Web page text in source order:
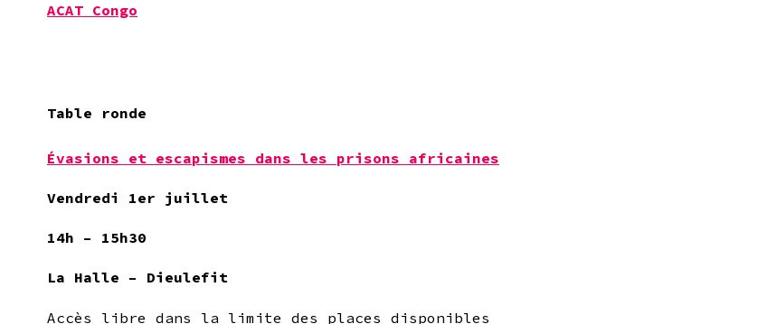
ACAT Congo
Table ronde
Évasions et escapismes dans les prisons africaines
Vendredi 1er juillet
14h – 15h30
La Halle – Dieulefit
Accès libre dans la limite des places disponibles